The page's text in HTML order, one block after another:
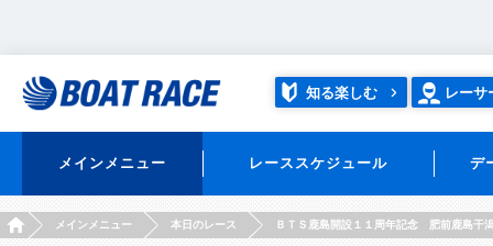
知る楽しむ レーサ
メインメニュー レーススケジュール デ
HOMEメインメニュー 本日のレース ＢＴＳ鹿島開設１１周年記念 肥前鹿島干